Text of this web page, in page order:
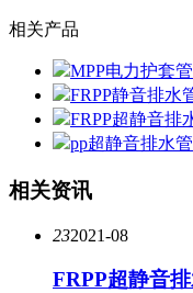
相关产品
MPP电力护套管
FRPP静音排水
FRPP超静音排
pp超静音排水管
相关资讯
232021-08
FRPP超静音